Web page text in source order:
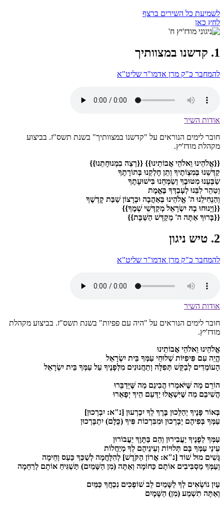
לשמיעת כל השירים ברצף
לחץ כאן
1. קדשנו במצוותיך
להמחבר כ"ק מרן אדמו"ר שליט"א
אודות השיר
חובר לימים הנוראים על "קדשנו במצוותיך" בשנת תשס"ז. בביצוע
מקהלת מודז'יץ.
{{אֱלֹהֵינוּוֵאלֹהֵי אֲבוֹתֵינוּ}} {{רְצֵה בִמְנוּחָתֵנוּ}}
קַדְּשֵׁנוּ בְּמִצְוֹתֶיךָ וְתֵן חֶלְקֵנוּ בְּתוֹרָתֶךָ
שַׂבְּעֵנוּ מִטּוּבֶךָ וְשַׂמְּחֵנוּ בִּישׁוּעָתֶךָ
וְטַהֵר לִבֵּנוּ לְעָבְדְּךָ בֶּאֱמֶת
וְהַנְחִילֵנוּ ה' אֱלֹהֵינוּ בְּאַהֲבָה וּבְרָצוֹן שַׁבַּת קָדְשֶׁךָ
{{וְיָנוּחוּ בָהּ יִשְׂרָאֵל מְקַדְּשֵׁי שְׁמֶךָ}}
{{בָּרוּךְ אַתָּה ה' מְקַדֵּשׁ הַשַּׁבָּת}}
2. טיש ניגון
להמחבר כ"ק מרן אדמו"ר שליט"א
אודות השיר
חובר לימים הנוראים על "היה עם פפיות" בשנת תשס"ז. בביצוע מקהלת
מודז'יץ.
אֱלֹהֵינוּ וֵאלֹהֵי אֲבוֹתֵינוּ
הֱיֵה עִם פִּיפִיּוֹת שְׁלוּחֵי עַמְּךָ בֵּית יִשְׂרָאֵל
הָעוֹמְדִים לְבַקֵּשׁ תְּפִלָּה וְתַחֲנוּנִים מִלְּפָנֶיךָ עַל עַמְּךָ בֵּית יִשְׂרָאֵל
הוֹרֵם מַה שֶּׁיֹּאמְרוּ הֲבִינֵם מַה שֶּׁיְּדַבֵּרוּ
הֲשִׁיבֵם מַה שֶּׁיִּשְׁאֲלוּ יַדְּעֵם הֵיךְ יְפָאֵרוּ
בְּאוֹר פָּנֶיךָ יְהַלֵּכוּן בֶּרֶךְ לְךָ יִכְרְעוּן [נ"א: יִבְרְכוּן]
עַמְּךָ בְּפִיהֶם יְבָרְכוּן וּמִבִּרְכוֹת פִּיךָ (כֻּלָּם) יִתְבָּרְכוּן
עַמְּךָ לְפָנֶיךָ יַעֲבִירוּן וְהֵם בַּתָּוֶךְ יַעֲבוֹרוּן
עֵינֵי עַמְּךָ בָּם תְּלוּיוֹת וְעֵינֵיהֶם לְךָ מְיַחֲלוֹת
גָּשִׁים מוּל שׁוֹד [נ"א: אֲרוֹן הַקֹּדֶשׁ] לְהִלָּחֲמָה לְשַׁכֵּךְ כַּעַס וְחֵימָה
וְעַמְּךָ מַסְבִּיבִים אוֹתָם כַּחוֹמָה וְאַתָּה (מִן הַשָּׁמַיִם) תַּשְׁגִּיחַ אוֹתָם לְרַחֵמָה
עַיִן נוֹשְׂאִים לְךָ לַשָּׁמַיִם לֵב שׁוֹפְכִים נִכְחֲךָ כַּמַּיִם
וְאַתָּה תִשְׁמַע (מִן) הַשָּׁמָיִם